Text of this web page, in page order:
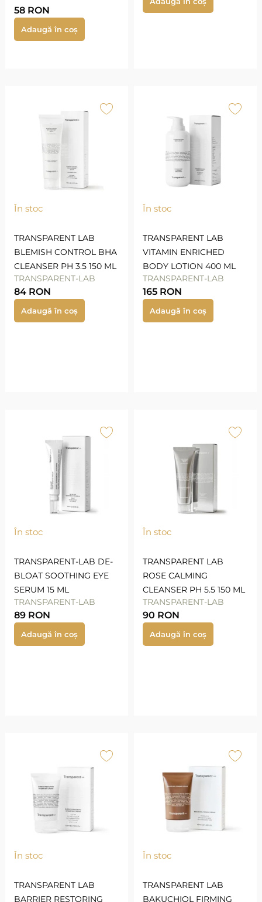
58 RON
Adaugă în coș
În stoc
TRANSPARENT LAB
BLEMISH CONTROL BHA
CLEANSER PH 3.5 150 ML
TRANSPARENT-LAB
84 RON
Adaugă în coș
În stoc
TRANSPARENT LAB
VITAMIN ENRICHED
BODY LOTION 400 ML
TRANSPARENT-LAB
165 RON
Adaugă în coș
În stoc
TRANSPARENT-LAB DE-
BLOAT SOOTHING EYE
SERUM 15 ML
TRANSPARENT-LAB
89 RON
Adaugă în coș
În stoc
TRANSPARENT LAB
ROSE CALMING
CLEANSER PH 5.5 150 ML
TRANSPARENT-LAB
90 RON
Adaugă în coș
În stoc
TRANSPARENT LAB
BARRIER RESTORING
În stoc
TRANSPARENT LAB
BAKUCHIOL FIRMING